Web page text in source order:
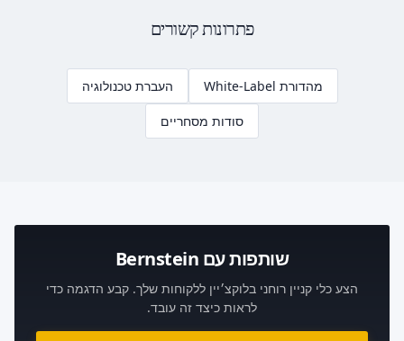
פתרונות קשורים
מהדורת White-Label העברת טכנולוגיה
סודות מסחריים
שותפות עם Bernstein
הצע כלי קניין רוחני בלוקצ׳יין ללקוחות שלך. קבע הדגמה כדי
לראות כיצד זה עובד.